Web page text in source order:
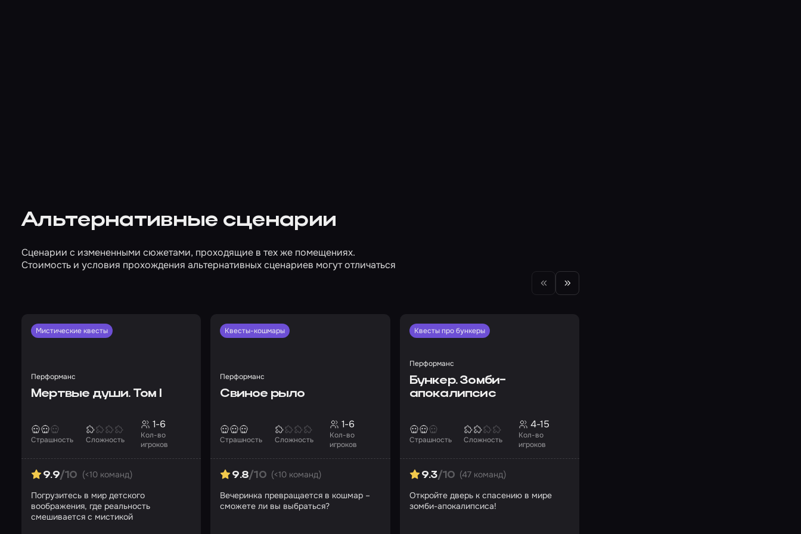
Альтернативные сценарии
Сценарии с измененными сюжетами, проходящие в тех же помещениях.
Стоимость и условия прохождения альтернативных сценариев могут отличаться
Мистические квесты
Перформанс
Мертвые души. Том I
Страшность Сложность
Кол-во
игроков
1-6
9.9/10 (<10 команд)
Погрузитесь в мир детского
воображения, где реальность
смешивается с мистикой
Квесты-кошмары
Перформанс
Свиное рыло
Страшность Сложность
Кол-во
игроков
1-6
9.8/10 (<10 команд)
Вечеринка превращается в кошмар –
сможете ли вы выбраться?
Квесты про бункеры
Перформанс
Бункер. Зомби-
апокалипсис
Страшность Сложность
Кол-во
игроков
4-15
9.3/10 (47 команд)
Откройте дверь к спасению в мире
зомби-апокалипсиса!